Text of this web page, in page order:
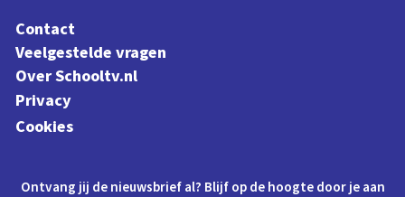
Contact
Veelgestelde vragen
Over Schooltv.nl
Privacy
Cookies
Ontvang jij de nieuwsbrief al? Blijf op de hoogte door je aan